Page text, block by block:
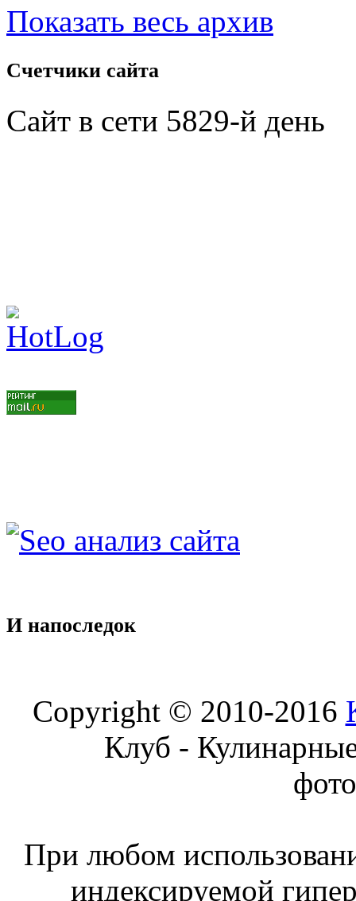
Показать весь архив
Счетчики сайта
Сайт в сети 5829-й день
И напоследок
Copyright © 2010-2016
Клуб -
При любом
индексируемой